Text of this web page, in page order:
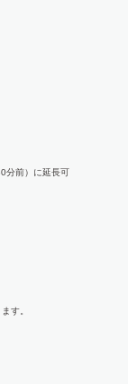
分前）に延長可
す。